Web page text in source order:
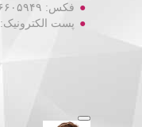
فکس: ۳۶۶۰۵۹۴۹-۰۲۶
پست الکترونیک: info@karajhood.ir